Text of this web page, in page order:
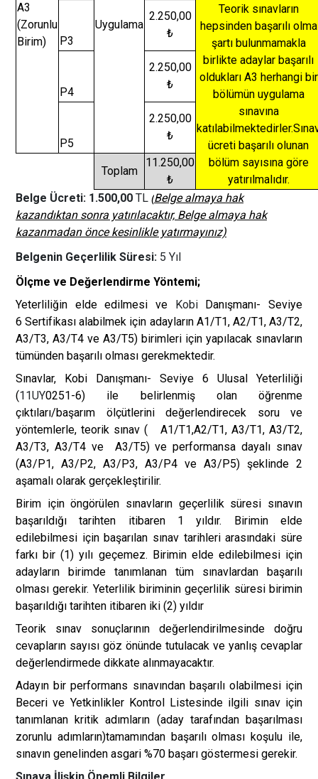
A3
(Zorunlu
Birim)
Uygulama
Teorik sınavların
hepsinden başarılı olma
şartı bulunmamakla
birlikte adaylar başarılı
oldukları A3 herhangi bir
bölümün uygulama
sınavına
ücreti başarılı olunan
bölüm sayısına göre
yatırılmalıdır.
P3
2.250,00
₺
P4
2.250,00
₺
P5
2.250,00
₺
Toplam
11.250,00
₺
Belge Ücreti: 1.500,00 TL (Belge almaya hak
kazandıktan sonra yatırılacaktır, Belge almaya hak
kazanmadan önce kesinlikle yatırmayınız)
Belgenin Geçerlilik Süresi: 5 Yıl
Ölçme ve Değerlendirme Yöntemi;
Yeterliliğin elde edilmesi ve KobiDanışmanı- Seviye
6 Sertifikası alabilmek için adayların A1/T1, A2/T1, A3/T2,
A3/T3, A3/T4 ve A3/T5) birimleri için yapılacak sınavların
tümünden başarılı olması gerekmektedir.
Sınavlar, Kobi Danışmanı- Seviye 6 Ulusal Yeterliliği
(11UY0251-6) ile belirlenmiş olan öğrenme
çıktıları/başarım ölçütlerini değerlendirecek soru ve
yöntemlerle, teorik sınav (
A1/T1,A2/T1, A3/T1, A3/T2,
A3/T3, A3/T4 ve A3/T5) ve performansa dayalı sınav
(A3/P1, A3/P2, A3/P3, A3/P4 ve A3/P5) şeklinde 2
aşamalı olarak gerçekleştirilir.
Birim için öngörülen sınavların geçerlilik süresi sınavın
başarıldığı tarihten itibaren 1 yıldır. Birimin elde
edilebilmesi için başarılan sınav tarihleri arasındaki süre
farkı bir (1) yılı geçemez. Birimin elde edilebilmesi için
adayların birimde tanımlanan tüm sınavlardan başarılı
olması gerekir. Yeterlilik biriminin geçerlilik süresi birimin
başarıldığı tarihten itibaren iki (2) yıldır
Teorik sınav sonuçlarının değerlendirilmesinde doğru
cevapların sayısı göz önünde tutulacak ve yanlış cevaplar
değerlendirmede dikkate alınmayacaktır.
Adayın bir performans sınavından başarılı olabilmesi için
Beceri ve Yetkinlikler Kontrol Listesinde ilgili sınav için
tanımlanan kritik adımların (aday tarafından başarılması
zorunlu adımların)tamamından başarılı olması koşulu ile,
sınavın genelinden asgari %70 başarı göstermesi gerekir.